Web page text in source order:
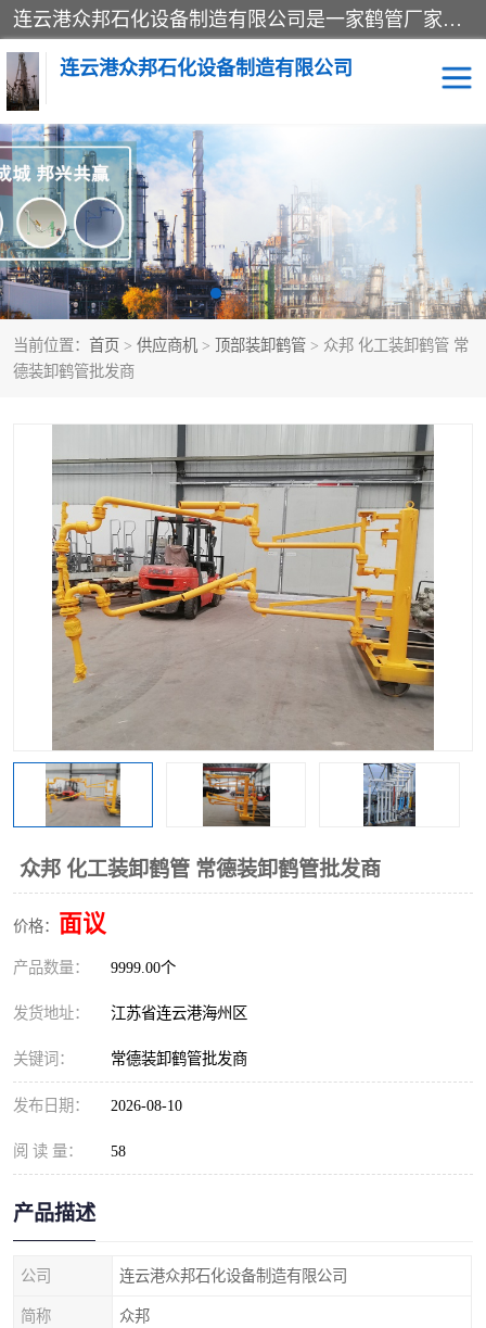
连云港众邦石化设备制造有限公司是一家鹤管厂家主营：鹤管、装车鹤管等，是致力于石油、石化等流体装卸设备(主要产品如鹤管、输油臂、脱缆钩等)的咨询、设计、制造、检测、安装指导、系统调试、维修维护等业务的公司。
连云港众邦石化设备制造有限公司
当前位置： 首页 > 供应商机 > 顶部装卸鹤管 > 众邦 化工装卸鹤管 常
德装卸鹤管批发商
众邦 化工装卸鹤管 常德装卸鹤管批发商
价格： 面议
产品数量： 9999.00个
发货地址： 江苏省连云港海州区
关键词： 常德装卸鹤管批发商
发布日期： 2026-08-10
阅 读 量： 58
产品描述
公司 连云港众邦石化设备制造有限公司
简称 众邦
鹤管 顶部装卸鹤管
底部装卸鹤管 LNG低温鹤管
液氨鹤管 液化气鹤管
鹤管配件 活动梯栈台
撬装系统设备 装车鹤管